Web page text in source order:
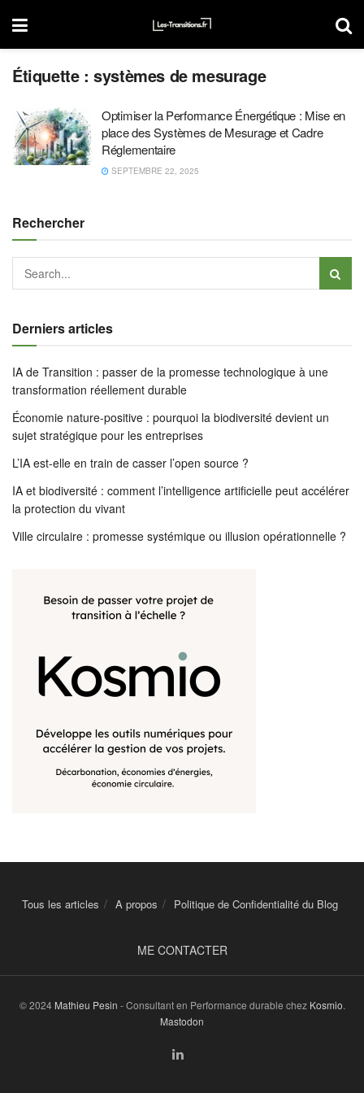
Étiquette :systèmes de mesurage
Optimiser la Performance Énergétique : Mise en
place des Systèmes de Mesurage et Cadre
Réglementaire
SEPTEMBRE 22, 2025
Rechercher
Derniers articles
IA de Transition : passer de la promesse technologique à une
transformation réellement durable
Économie nature-positive : pourquoi la biodiversité devient un
sujet stratégique pour les entreprises
L’IA est-elle en train de casser l’open source ?
IA et biodiversité : comment l’intelligence artificielle peut accélérer
la protection du vivant
Ville circulaire : promesse systémique ou illusion opérationnelle ?
Tous les articles A propos Politique de Confidentialité du Blog
ME CONTACTER
© 2024 Mathieu Pesin - Consultant en Performance durable chez Kosmio.
Mastodon